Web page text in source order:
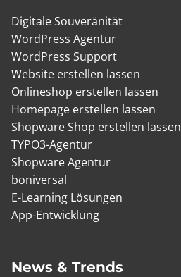
Digitale Souveränität
WordPress Agentur
WordPress Support
Website erstellen lassen
Onlineshop erstellen lassen
Homepage erstellen lassen
Shopware Shop erstellen lassen
TYPO3-Agentur
Shopware Agentur
boniversal
E-Learning Lösungen
App-Entwicklung
News & Trends